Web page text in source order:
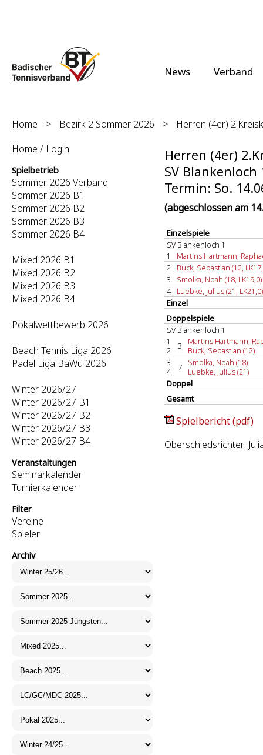
News Verband
Home > Bezirk 2 Sommer 2026 >
Herren (4er)
Home / Login
Spielbetrieb
Sommer 2026 Verband
Sommer 2026 B1
Sommer 2026 B2
Sommer 2026 B3
Sommer 2026 B4
Mixed 2026 B1
Mixed 2026 B2
Mixed 2026 B3
Mixed 2026 B4
Pokalwettbewerb 2026
Beach Tennis Liga 2026
Padel Liga BaWü 2026
Winter 2026/27
Winter 2026/27 B1
Winter 2026/27 B2
Winter 2026/27 B3
Winter 2026/27 B4
Veranstaltungen
Seminarkalender
Turnierkalender
Filter
Vereine
Spieler
Archiv
Herren (4er)
SV Blankenloch
Termin: So.
(abgeschlossen am
Einzelspiele
SV Blankenloch 1
1
Martins Hartmann,
2
Buck, Sebastian (12,
3
Smolka, Noah (18, LK19,0)
4
Luebke, Julius (21, LK21,0)
Einzel
Doppelspiele
SV Blankenloch 1
1
2
3
Martins Hartmann,
Buck, Sebastian (12)
3
4
7
Smolka, Noah (18)
Luebke, Julius (21)
Doppel
Gesamt
Spielbericht (pdf)
Oberschiedsrichter: